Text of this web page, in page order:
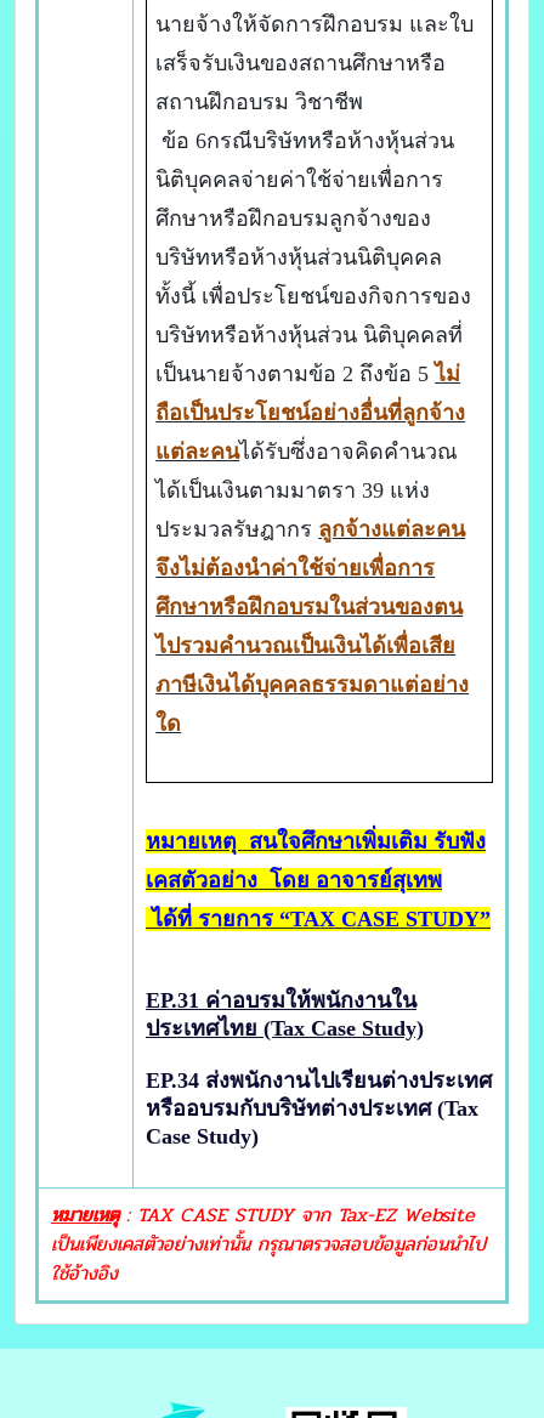
นายจ้างให้จัดการฝึกอบรม และใบ
เสร็จรับเงินของสถานศึกษาหรือ
สถานฝึกอบรม วิชาชีพ
ข้อ 6กรณีบริษัทหรือห้างหุ้นส่วน
นิติบุคคลจ่ายค่าใช้จ่ายเพื่อการ
ศึกษาหรือฝึกอบรมลูกจ้างของ
บริษัทหรือห้างหุ้นส่วนนิติบุคคล
ทั้งนี้ เพื่อประโยชน์ของกิจการของ
บริษัทหรือห้างหุ้นส่วน นิติบุคคลที่
เป็นนายจ้างตามข้อ 2 ถึงข้อ 5ไม่
ถือเป็นประโยชน์อย่างอื่นที่ลูกจ้าง
แต่ละคนได้รับซึ่งอาจคิดคำนวณ
ได้เป็นเงินตามมาตรา 39 แห่ง
ประมวลรัษฎากร ลูกจ้างแต่ละคน
จึงไม่ต้องนำค่าใช้จ่ายเพื่อการ
ศึกษาหรือฝึกอบรมในส่วนของตน
ไปรวมคำนวณเป็นเงินได้เพื่อเสีย
ภาษีเงินได้บุคคลธรรมดาแต่อย่าง
ใด
หมายเหตุ สนใจศึกษาเพิ่มเติม รับฟัง
เคสตัวอย่าง โดย อาจารย์สุเทพ
ได้ที่ รายการ “TAX CASE STUDY”
EP.31 ค่าอบรมให้พนักงานใน
ประเทศไทย (Tax Case Study)
EP.34 ส่งพนักงานไปเรียนต่างประเทศ
หรืออบรมกับบริษัทต่างประเทศ (Tax
Case Study)
หมายเหตุ: TAX CASE STUDY จาก Tax-EZ Website
เป็นเพียงเคสตัวอย่างเท่านั้น กรุณาตรวจสอบข้อมูลก่อนนำไป
ใช้อ้างอิง